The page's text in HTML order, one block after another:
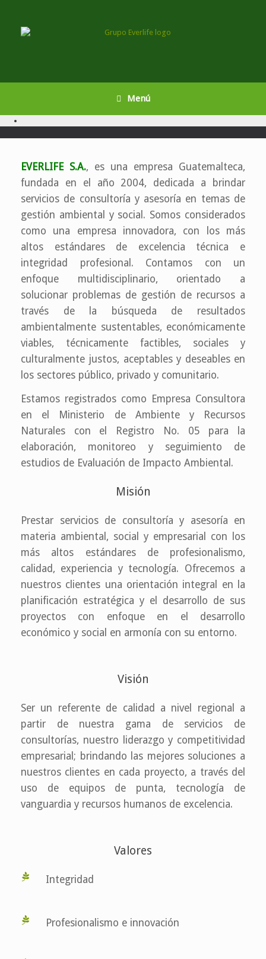
contenido
Menú
EVERLIFE S.A., es una empresa Guatemalteca,
fundada en el año 2004, dedicada a brindar
servicios de consultoría y asesoría en temas de
gestión ambiental y social. Somos considerados
como una empresa innovadora, con los más
altos estándares de excelencia técnica e
integridad profesional. Contamos con un
enfoque multidisciplinario, orientado a
solucionar problemas de gestión de recursos a
través de la búsqueda de resultados
ambientalmente sustentables, económicamente
viables, técnicamente factibles, sociales y
culturalmente justos, aceptables y deseables en
los sectores público, privado y comunitario.
Estamos registrados como Empresa Consultora
en el Ministerio de Ambiente y Recursos
Naturales con el Registro No. 05 para la
elaboración, monitoreo y seguimiento de
estudios de Evaluación de Impacto Ambiental.
Misión
Prestar servicios de consultoría y asesoría en
materia ambiental, social y empresarial con los
más altos estándares de profesionalismo,
calidad, experiencia y tecnología. Ofrecemos a
nuestros clientes una orientación integral en la
planificación estratégica y el desarrollo de sus
proyectos con enfoque en el desarrollo
económico y social en armonía con su entorno.
Visión
Ser un referente de calidad a nivel regional a
partir de nuestra gama de servicios de
consultorías, nuestro liderazgo y competitividad
empresarial; brindando las mejores soluciones a
nuestros clientes en cada proyecto, a través del
uso de equipos de punta, tecnología de
vanguardia y recursos humanos de excelencia.
Valores
Integridad
Profesionalismo e innovación